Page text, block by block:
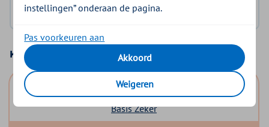
Geen DigiD?Vraag aan
Kies uw basisverzekering
Basis Start
Basis Zeker
instellingen” onderaan de pagina.
Pas voorkeuren aan
Akkoord
Weigeren